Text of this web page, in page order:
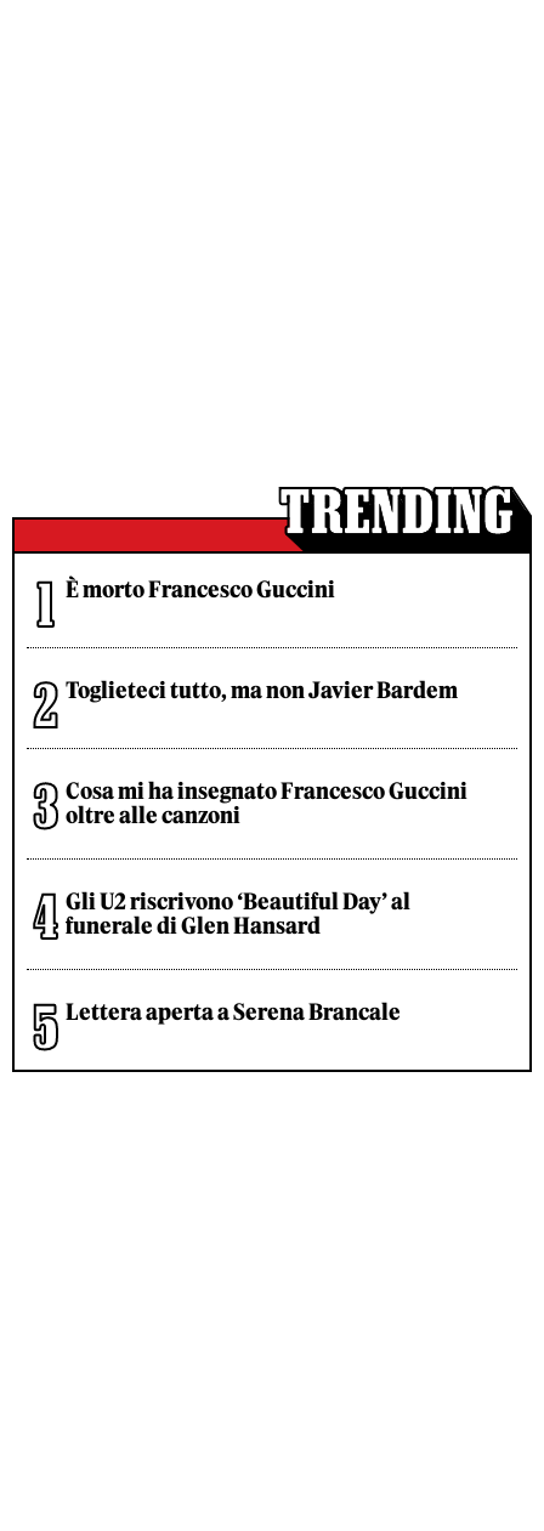
È morto Francesco Guccini
Toglieteci tutto, ma non Javier Bardem
Cosa mi ha insegnato Francesco Guccini
oltre alle canzoni
Gli U2 riscrivono ‘Beautiful Day’ al
funerale di Glen Hansard
Lettera aperta a Serena Brancale